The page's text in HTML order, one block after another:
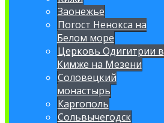
Заонежье
Погост Ненокса на
Белом море
Церковь Одигитрии в
Кимже на Мезени
Соловецкий
монастырь
Каргополь
Сольвычегодск